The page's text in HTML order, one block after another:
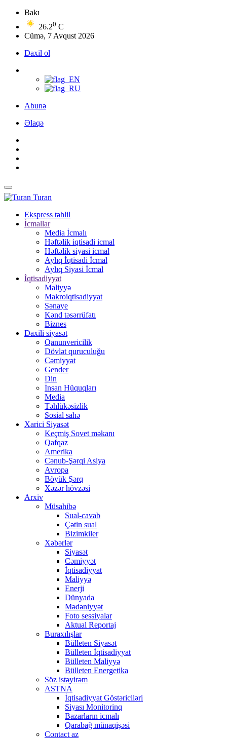
Bakı
26.20 C
Cümə, 7 Avqust 2026
Daxil ol
Abunə
Əlaqə
Turan
Ekspress təhlil
İcmallar
Media İcmalı
Həftəlik iqtisadi icmal
Həftəlik siyasi icmal
Aylıq İqtisadi İcmal
Aylıq Siyasi İcmal
İqtisadiyyat
Maliyyə
Makroiqtisadiyyat
Sənaye
Kənd təsərrüfatı
Biznes
Daxili siyasət
Qanunvericilik
Dövlət quruculuğu
Cəmiyyət
Gender
Din
İnsan Hüquqları
Media
Təhlükəsizlik
Sosial sahə
Xarici Siyasət
Keçmiş Sovet məkanı
Qafqaz
Amerika
Cənub-Şərqi Asiya
Avropa
Böyük Şərq
Xəzər hövzəsi
Arxiv
Müsahibə
Sual-cavab
Çətin sual
Bizimkiler
Xəbərlər
Siyasət
Cəmiyyət
İqtisadiyyat
Maliyyə
Enerji
Dünyada
Mədəniyyət
Foto sessiyalar
Aktual Reportaj
Buraxılışlar
Bülleten Siyasət
Bülleten İqtisadiyyat
Bülleten Maliyyə
Bülleten Energetika
Söz istəyirəm
ASTNA
İqtisadiyyat Göstəriciləri
Siyası Monitorinq
Bazarların icmalı
Qarabağ münaqişəsi
Contact az